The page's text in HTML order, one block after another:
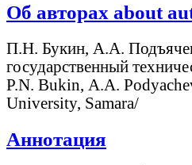
Об авторах about
П.Н. Букин, А.А.
государственный
P.N. Bukin, А.А.
University, Samara/
Аннотация